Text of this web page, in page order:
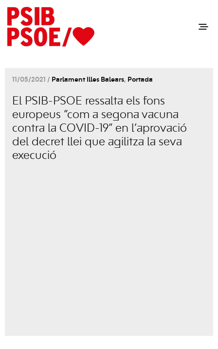
11/05/2021 / Parlament Illes Balears, Portada
El PSIB-PSOE ressalta els fons
europeus “com a segona vacuna
contra la COVID-19” en l’aprovació
del decret llei que agilitza la seva
execució